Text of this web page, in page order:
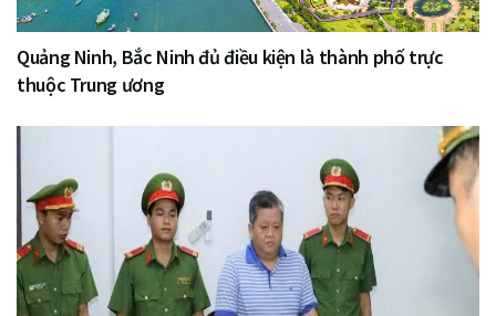
Quảng Ninh, Bắc Ninh đủ điều kiện là thành phố trực
thuộc Trung ương